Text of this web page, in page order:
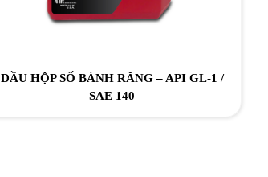
DẦU HỘP SỐ BÁNH RĂNG – API GL-1 /
SAE 140